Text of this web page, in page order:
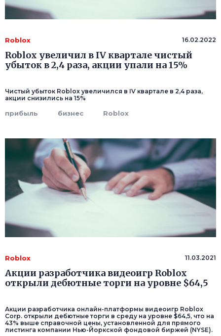
Roblox 16.02.2022
Roblox увеличил в IV квартале чистый
убыток в 2,4 раза, акции упали на 15%
Чистый убыток Roblox увеличился в IV квартале в 2,4 раза,
акции снизились на 15%
прибыль бизнес Roblox
Roblox 11.03.2021
Акции разработчика видеоигр Roblox
открыли дебютные торги на уровне $64,5
Акции разработчика онлайн-платформы видеоигр Roblox
Corp. открыли дебютные торги в среду на уровне $64,5, что на
43% выше справочной цены, установленной для прямого
листинга компании Нью-Йоркской фондовой биржей (NYSE).